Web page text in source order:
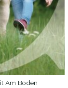
Am Boden